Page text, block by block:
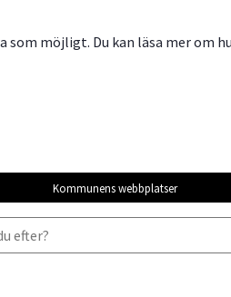
som möjligt. Du kan läsa mer om
Kommunens webbplatser